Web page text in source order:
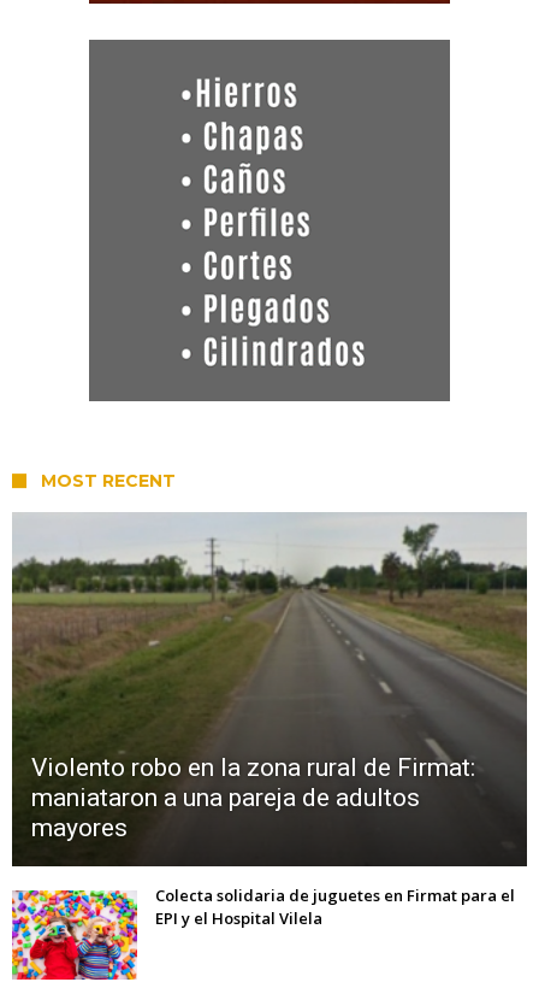
MOST RECENT
Violento robo en la zona rural de Firmat:
maniataron a una pareja de adultos
mayores
Colecta solidaria de juguetes en Firmat para el
EPI y el Hospital Vilela